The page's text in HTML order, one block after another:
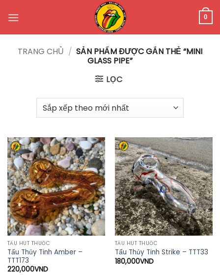
qua
0
TRANG CHỦ / SẢN PHẨM ĐƯỢC GẮN THẺ “MINI
GLASS PIPE”
LỌC
TẨU HÚT THUỐC
Tẩu Thủy Tinh Amber –
TTT173
220,000VND
TẨU HÚT THUỐC
Tẩu Thủy Tinh Strike – TTT33
180,000VND